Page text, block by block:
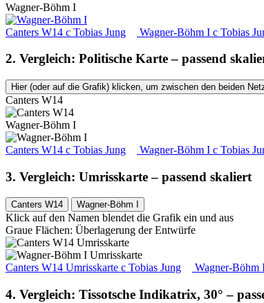
Wagner-Böhm I
Canters W14 c Tobias Jung Wagner-Böhm I c Tobias
2. Vergleich: Politische Karte – passend
Hier (oder auf die Grafik) klicken, um zwischen den beiden
Canters W14
Wagner-Böhm I
Canters W14 c Tobias Jung Wagner-Böhm I c Tobias
3. Vergleich: Umrisskarte – passend skaliert
Canters W14 Wagner-Böhm I
Klick auf den Namen blendet die Grafik ein und aus
Graue Flächen: Überlagerung der Entwürfe
Canters W14 Umrisskarte c Tobias Jung Wagner-Böhm
4. Vergleich: Tissotsche Indikatrix, 30° –